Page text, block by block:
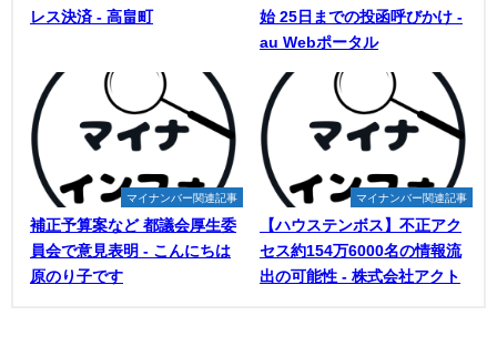
レス決済 - 高畠町
始 25日までの投函呼びかけ -
au Webポータル
マイナンバー関連記事
補正予算案など 都議会厚生委
員会で意見表明 - こんにちは
原のり子です
マイナンバー関連記事
【ハウステンボス】不正アク
セス約154万6000名の情報流
出の可能性 - 株式会社アクト